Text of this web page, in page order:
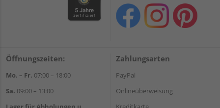
Öffnungszeiten:
Mo. – Fr. 07:00 – 18:00
Sa. 09:00 – 13:00
Zahlungsarten
PayPal
Onlineüberweisung